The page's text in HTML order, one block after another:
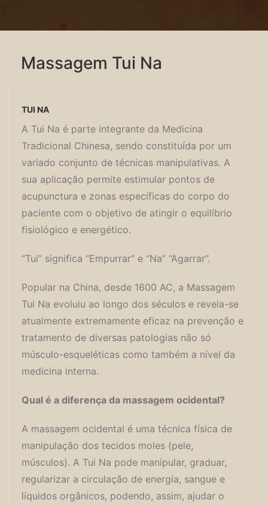
Massagem Tui Na
TUI NA
A Tui Na é parte integrante da Medicina
Tradicional Chinesa, sendo constituída por um
variado conjunto de técnicas manipulativas. A
sua aplicação permite estimular pontos de
acupunctura e zonas específicas do corpo do
paciente com o objetivo de atingir o equilíbrio
fisiológico e energético.
“Tui” significa “Empurrar” e “Na” “Agarrar”.
Popular na China, desde 1600 AC, a Massagem
Tui Na evoluiu ao longo dos séculos e revela-se
atualmente extremamente eficaz na prevenção e
tratamento de diversas patologias não só
músculo-esqueléticas como também a nível da
medicina interna.
Qual é a diferença da massagem ocidental?
A massagem ocidental é uma técnica física de
manipulação dos tecidos moles (pele,
músculos). A Tui Na pode manipular, graduar,
regularizar a circulação de energia, sangue e
líquidos orgânicos, podendo, assim, ajudar o